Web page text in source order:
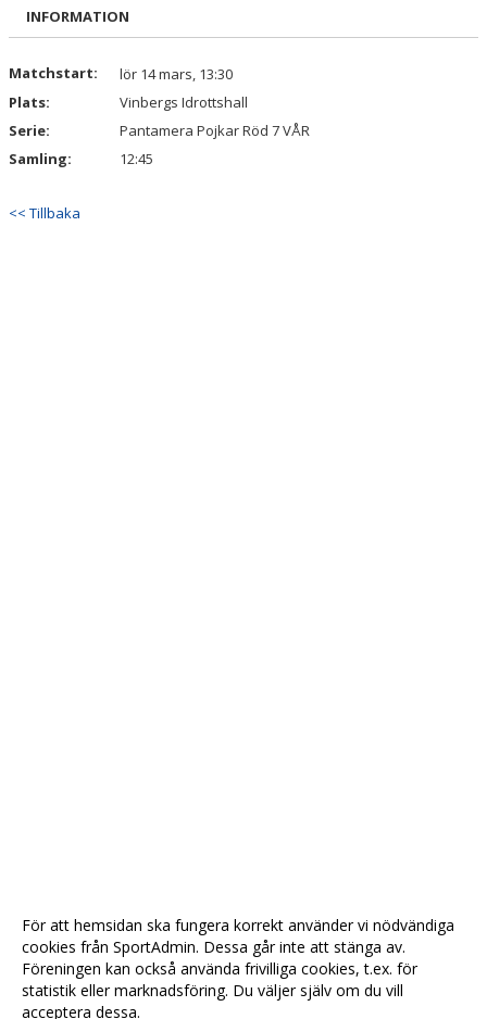
BILDGALLERI
KONTAKT
INFORMATION
Matchstart:
lör 14 mars, 13:30
Plats:
Vinbergs Idrottshall
Serie:
Pantamera Pojkar Röd 7 VÅR
Samling:
12:45
<< Tillbaka
För att hemsidan ska fungera korrekt använder vi nödvändiga
cookies från SportAdmin. Dessa går inte att stänga av.
Föreningen kan också använda frivilliga cookies, t.ex. för
statistik eller marknadsföring. Du väljer själv om du vill
acceptera dessa.